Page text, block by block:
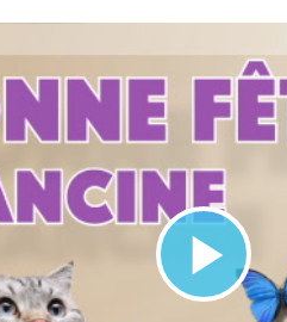
Lire